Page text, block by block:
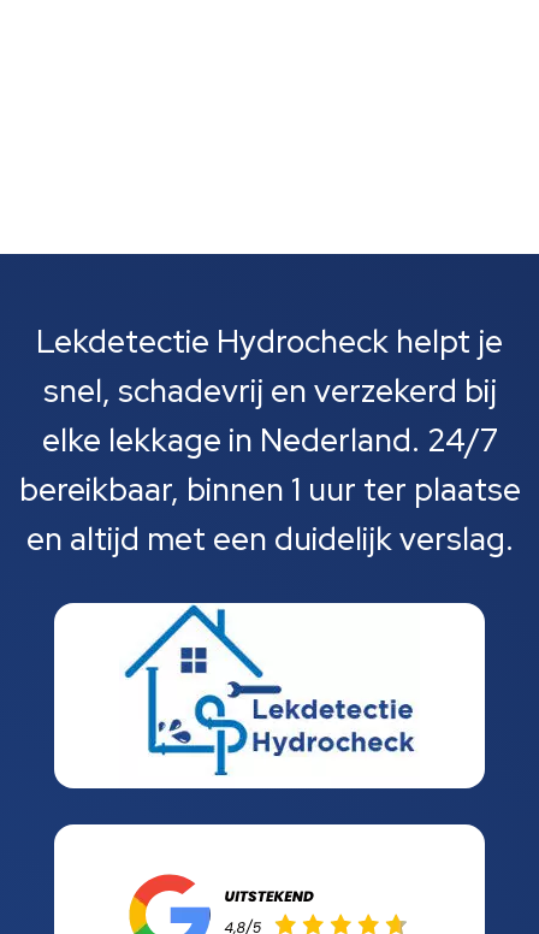
Lekdetectie Hydrocheck helpt je
snel, schadevrij en verzekerd bij
elke lekkage in Nederland. 24/7
bereikbaar, binnen 1 uur ter plaatse
en altijd met een duidelijk verslag.